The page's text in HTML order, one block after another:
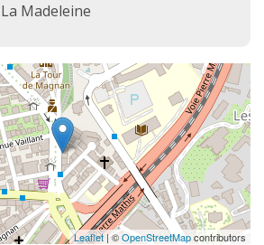
Madeleine
Leaflet| ©OpenStreetMapcontributors